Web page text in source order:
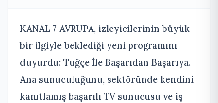
KANAL 7 AVRUPA, izleyicilerinin büyük
bir ilgiyle beklediği yeni programını
duyurdu: Tuğçe İle Başarıdan Başarıya.
Ana sunuculuğunu, sektöründe kendini
kanıtlamış başarılı TV sunucusu ve iş